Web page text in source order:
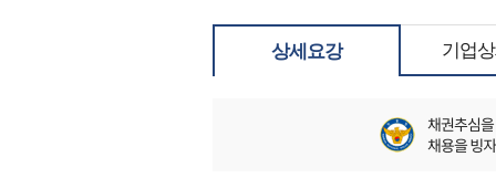
상세요강 기업